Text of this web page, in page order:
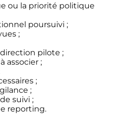
ou la priorité politique
poursuivi ;
;
pilote ;
associer ;
;
;
suivi ;
reporting.